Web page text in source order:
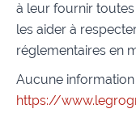
à leur fournir
les aider à
réglementaires en
Aucune
https://